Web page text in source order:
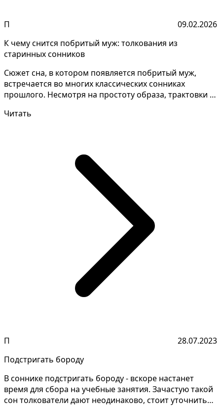
П
09.02.2026
К чему снится побритый муж: толкования из
старинных сонников
Сюжет сна, в котором появляется побритый муж,
встречается во многих классических сонниках
прошлого. Несмотря на простоту образа, трактовки у
Читать
П
28.07.2023
Подстригать бороду
В соннике подстригать бороду - вскоре настанет
время для сбора на учебные занятия. Зачастую такой
сон толкователи дают неодинаково, стоит уточнить